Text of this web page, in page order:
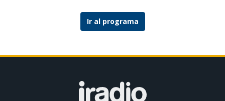
Ir al programa